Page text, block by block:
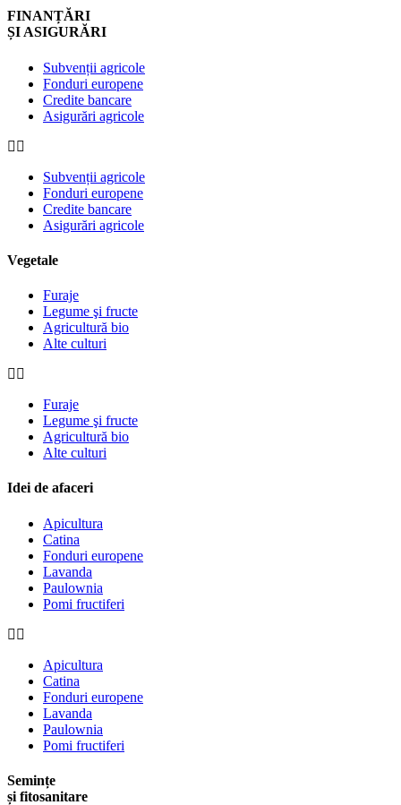
FINANȚĂRI
ȘI ASIGURĂRI
Subvenții agricole
Fonduri europene
Credite bancare
Asigurări agricole
Subvenții agricole
Fonduri europene
Credite bancare
Asigurări agricole
Vegetale
Furaje
Legume şi fructe
Agricultură bio
Alte culturi
Furaje
Legume şi fructe
Agricultură bio
Alte culturi
Idei de afaceri
Apicultura
Catina
Fonduri europene
Lavanda
Paulownia
Pomi fructiferi
Apicultura
Catina
Fonduri europene
Lavanda
Paulownia
Pomi fructiferi
Semințe
și fitosanitare